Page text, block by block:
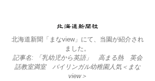
北海道新聞「まなview」にて、当園が紹介され
ました。
​記事名: 「乳幼児から英語」 高まる熱 英会
話教室満室 バイリンガル幼稚園人気＜まな
view＞